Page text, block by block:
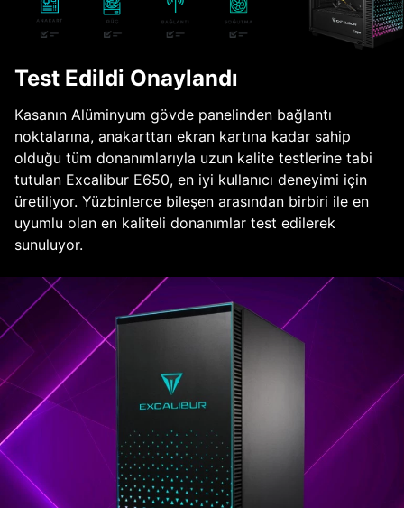
Test Edildi Onaylandı
Kasanın Alüminyum gövde panelinden bağlantı
noktalarına, anakarttan ekran kartına kadar sahip
olduğu tüm donanımlarıyla uzun kalite testlerine tabi
tutulan Excalibur E650, en iyi kullanıcı deneyimi için
üretiliyor. Yüzbinlerce bileşen arasından birbiri ile en
uyumlu olan en kaliteli donanımlar test edilerek
sunuluyor.